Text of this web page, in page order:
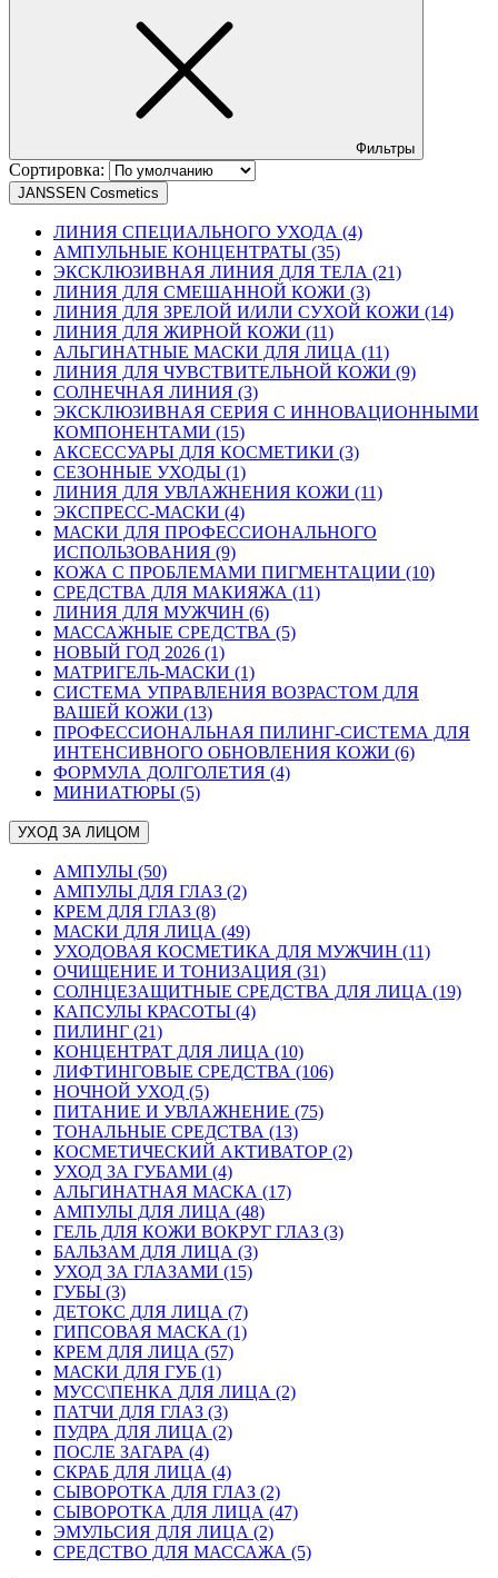
Фильтры
Сортировка:
JANSSEN Cosmetics
ЛИНИЯ СПЕЦИАЛЬНОГО УХОДА (4)
АМПУЛЬНЫЕ КОНЦЕНТРАТЫ (35)
ЭКСКЛЮЗИВНАЯ ЛИНИЯ ДЛЯ ТЕЛА (21)
ЛИНИЯ ДЛЯ СМЕШАННОЙ КОЖИ (3)
ЛИНИЯ ДЛЯ ЗРЕЛОЙ И/ИЛИ СУХОЙ КОЖИ (14)
ЛИНИЯ ДЛЯ ЖИРНОЙ КОЖИ (11)
АЛЬГИНАТНЫЕ МАСКИ ДЛЯ ЛИЦА (11)
ЛИНИЯ ДЛЯ ЧУВСТВИТЕЛЬНОЙ КОЖИ (9)
СОЛНЕЧНАЯ ЛИНИЯ (3)
ЭКСКЛЮЗИВНАЯ СЕРИЯ С ИННОВАЦИОННЫМИ
КОМПОНЕНТАМИ (15)
АКСЕССУАРЫ ДЛЯ КОСМЕТИКИ (3)
СЕЗОННЫЕ УХОДЫ (1)
ЛИНИЯ ДЛЯ УВЛАЖНЕНИЯ КОЖИ (11)
ЭКСПРЕСС-МАСКИ (4)
МАСКИ ДЛЯ ПРОФЕССИОНАЛЬНОГО
ИСПОЛЬЗОВАНИЯ (9)
КОЖА С ПРОБЛЕМАМИ ПИГМЕНТАЦИИ (10)
СРЕДСТВА ДЛЯ МАКИЯЖА (11)
ЛИНИЯ ДЛЯ МУЖЧИН (6)
МАССАЖНЫЕ СРЕДСТВА (5)
НОВЫЙ ГОД 2026 (1)
МАТРИГЕЛЬ-МАСКИ (1)
СИСТЕМА УПРАВЛЕНИЯ ВОЗРАСТОМ ДЛЯ
ВАШЕЙ КОЖИ (13)
ПРОФЕССИОНАЛЬНАЯ ПИЛИНГ-СИСТЕМА ДЛЯ
ИНТЕНСИВНОГО ОБНОВЛЕНИЯ КОЖИ (6)
ФОРМУЛА ДОЛГОЛЕТИЯ (4)
МИНИАТЮРЫ (5)
УХОД ЗА ЛИЦОМ
АМПУЛЫ (50)
АМПУЛЫ ДЛЯ ГЛАЗ (2)
КРЕМ ДЛЯ ГЛАЗ (8)
МАСКИ ДЛЯ ЛИЦА (49)
УХОДОВАЯ КОСМЕТИКА ДЛЯ МУЖЧИН (11)
ОЧИЩЕНИЕ И ТОНИЗАЦИЯ (31)
СОЛНЦЕЗАЩИТНЫЕ СРЕДСТВА ДЛЯ ЛИЦА (19)
КАПСУЛЫ КРАСОТЫ (4)
ПИЛИНГ (21)
КОНЦЕНТРАТ ДЛЯ ЛИЦА (10)
ЛИФТИНГОВЫЕ СРЕДСТВА (106)
НОЧНОЙ УХОД (5)
ПИТАНИЕ И УВЛАЖНЕНИЕ (75)
ТОНАЛЬНЫЕ СРЕДСТВА (13)
КОСМЕТИЧЕСКИЙ АКТИВАТОР (2)
УХОД ЗА ГУБАМИ (4)
АЛЬГИНАТНАЯ МАСКА (17)
АМПУЛЫ ДЛЯ ЛИЦА (48)
ГЕЛЬ ДЛЯ КОЖИ ВОКРУГ ГЛАЗ (3)
БАЛЬЗАМ ДЛЯ ЛИЦА (3)
УХОД ЗА ГЛАЗАМИ (15)
ГУБЫ (3)
ДЕТОКС ДЛЯ ЛИЦА (7)
ГИПСОВАЯ МАСКА (1)
КРЕМ ДЛЯ ЛИЦА (57)
МАСКИ ДЛЯ ГУБ (1)
МУСС\ПЕНКА ДЛЯ ЛИЦА (2)
ПАТЧИ ДЛЯ ГЛАЗ (3)
ПУДРА ДЛЯ ЛИЦА (2)
ПОСЛЕ ЗАГАРА (4)
СКРАБ ДЛЯ ЛИЦА (4)
СЫВОРОТКА ДЛЯ ГЛАЗ (2)
СЫВОРОТКА ДЛЯ ЛИЦА (47)
ЭМУЛЬСИЯ ДЛЯ ЛИЦА (2)
СРЕДСТВО ДЛЯ МАССАЖА (5)